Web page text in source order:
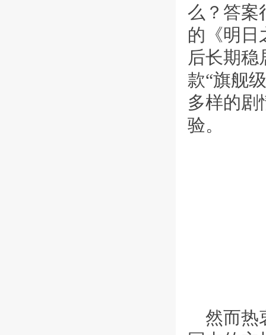
么？答案
的《明日
后长期稳
款“旗舰
多样的剧
验。
然而热